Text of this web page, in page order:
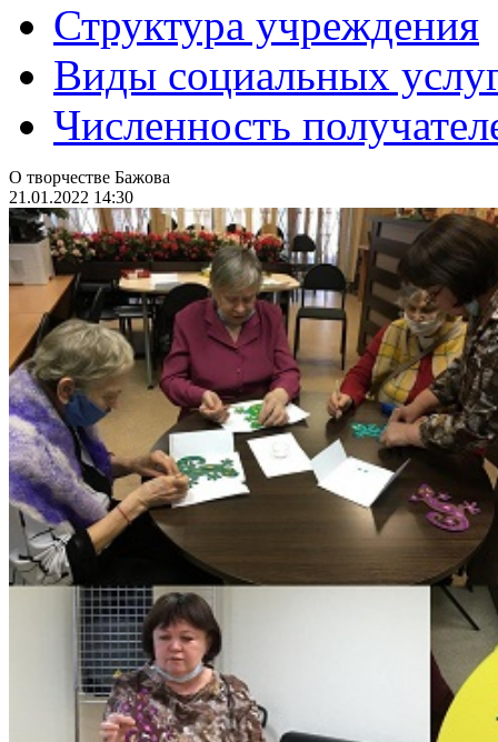
Структура учреждения
Виды социальных
Численность
О творчестве Бажова
21.01.2022 14:30